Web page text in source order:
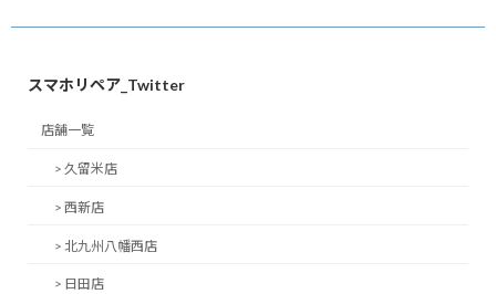
スマホリペア_Twitter
店舗一覧
> 久留米店
> 西新店
> 北九州八幡西店
> 日田店